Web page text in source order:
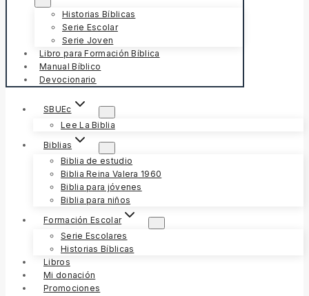
Historias Bíblicas
Serie Escolar
Serie Joven
Libro para Formación Bíblica
Manual Bíblico
Devocionario
SBUEc
Lee La Biblia
Biblias
Biblia de estudio
Biblia Reina Valera 1960
Biblia para jóvenes
Biblia para niños
Formación Escolar
Serie Escolares
Historias Bíblicas
Libros
Mi donación
Promociones